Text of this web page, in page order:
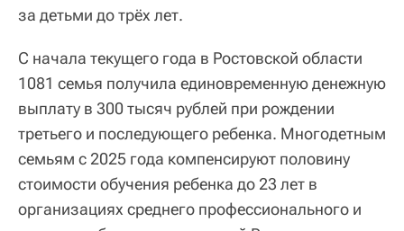
за детьми до трёх лет.
С начала текущего года в Ростовской области
1081 семья получила единовременную денежную
выплату в 300 тысяч рублей при рождении
третьего и последующего ребенка. Многодетным
семьям с 2025 года компенсируют половину
стоимости обучения ребенка до 23 лет в
организациях среднего профессионального и